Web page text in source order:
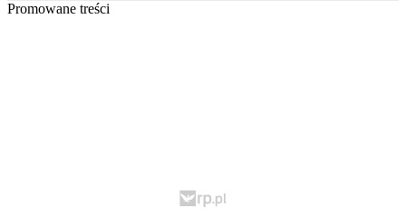
Promowane treści